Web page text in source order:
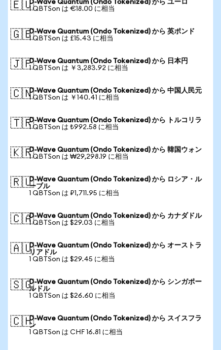
🇪🇺D-Wave Quantum (Ondo Tokenized) から ユーロ
1 QBTSon は €18.00 に相当
🇬🇧D-Wave Quantum (Ondo Tokenized) から 英ポンド
1 QBTSon は £15.43 に相当
🇯🇵D-Wave Quantum (Ondo Tokenized) から 日本円
1 QBTSon は ￥3,283.92 に相当
🇨🇳D-Wave Quantum (Ondo Tokenized) から 中国人民元
1 QBTSon は ￥140.41 に相当
🇹🇷D-Wave Quantum (Ondo Tokenized) から トルコリラ
1 QBTSon は ₺992.58 に相当
🇰🇷D-Wave Quantum (Ondo Tokenized) から 韓国ウォン
1 QBTSon は ₩29,298.19 に相当
🇷🇺D-Wave Quantum (Ondo Tokenized) から ロシア・ル
ーブル
1 QBTSon は ₽1,711.95 に相当
🇨🇦D-Wave Quantum (Ondo Tokenized) から カナダドル
1 QBTSon は $29.03 に相当
🇦🇺D-Wave Quantum (Ondo Tokenized) から オーストラ
リアドル
1 QBTSon は $29.45 に相当
🇸🇬D-Wave Quantum (Ondo Tokenized) から シンガポー
ルドル
1 QBTSon は $26.60 に相当
🇨🇭D-Wave Quantum (Ondo Tokenized) から スイスフラ
ン
1 QBTSon は CHF 16.81 に相当